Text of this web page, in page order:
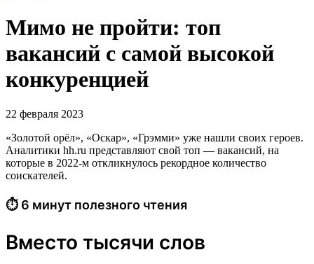
Мимо не пройти: топ
вакансий с самой высокой
конкуренцией
22 февраля 2023
«Золотой орёл», «Оскар», «Грэмми» уже нашли своих героев.
Аналитики hh.ru представляют свой топ — вакансий, на
которые в 2022-м откликнулось рекордное количество
соискателей.
⏱ 6 минут полезного чтения
Вместо тысячи слов